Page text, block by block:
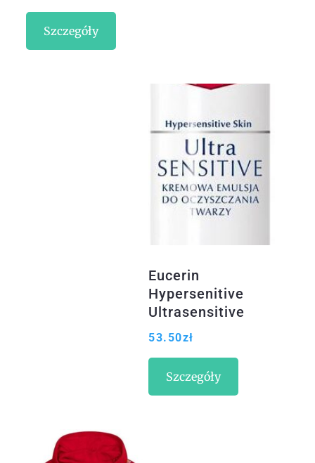
Szczegóły
Eucerin
Hypersenitive
Ultrasensitive
kremowa emulsja
twarzy 50ml
53.50zł
Szczegóły